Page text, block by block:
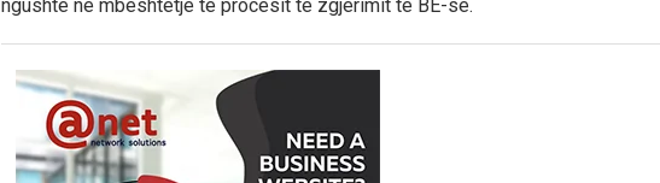
ngushtë në mbështetje të procesit të zgjerimit të BE-së.